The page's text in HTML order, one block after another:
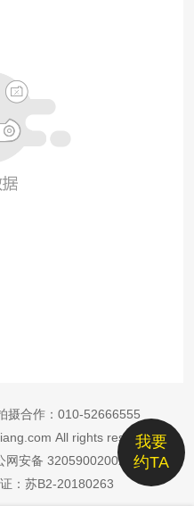
我要
约TA
摄合作： 010-52666555
All rights reserved
网安备 32059002002885号
：苏B2-20180263